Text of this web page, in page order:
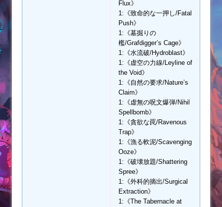
Flux》
1:《致命的な一押し/Fatal
Push》
1:《墓掘りの
檻/Grafdigger’s Cage》
1:《水流破/Hydroblast》
1:《虚空の力線/Leyline of
the Void》
1:《自然の要求/Nature’s
Claim》
1:《虚無の呪文爆弾/Nihil
Spellbomb》
1:《貪欲な罠/Ravenous
Trap》
1:《漁る軟泥/Scavenging
Ooze》
1:《破壊放題/Shattering
Spree》
1:《外科的摘出/Surgical
Extraction》
1:《The Tabernacle at